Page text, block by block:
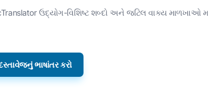
ઉદ્યોગ-વિશિષ્ટ શબ્દો અને જટિલ વાક્ય
ભાષાંતર કરો